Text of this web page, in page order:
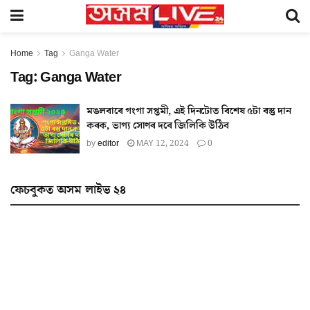
Home Tag Ganga Water
Tag:Ganga Water
মঙলবাৰে গংগা সপ্তমী, এই দিনটোত বিশেষ ৫টা বস্তু দান
কৰক, ভাগ্য সোণৰ দৰে জিলিকি উঠিব
byeditor MAY 12, 2024 0
ফেচবুকত অসম লাইভ ২৪